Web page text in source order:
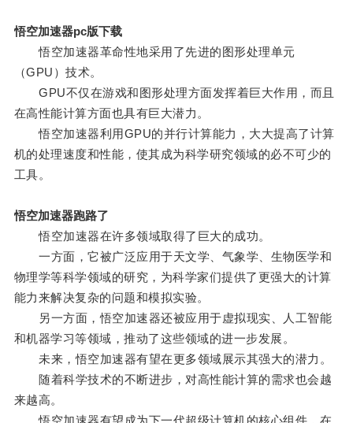
悟空加速器pc版下载
悟空加速器革命性地采用了先进的图形处理单元
（GPU）技术。
GPU不仅在游戏和图形处理方面发挥着巨大作用，而且
在高性能计算方面也具有巨大潜力。
悟空加速器利用GPU的并行计算能力，大大提高了计算
机的处理速度和性能，使其成为科学研究领域的必不可少的
工具。
悟空加速器跑路了
悟空加速器在许多领域取得了巨大的成功。
一方面，它被广泛应用于天文学、气象学、生物医学和
物理学等科学领域的研究，为科学家们提供了更强大的计算
能力来解决复杂的问题和模拟实验。
另一方面，悟空加速器还被应用于虚拟现实、人工智能
和机器学习等领域，推动了这些领域的进一步发展。
未来，悟空加速器有望在更多领域展示其强大的潜力。
随着科学技术的不断进步，对高性能计算的需求也会越
来越高。